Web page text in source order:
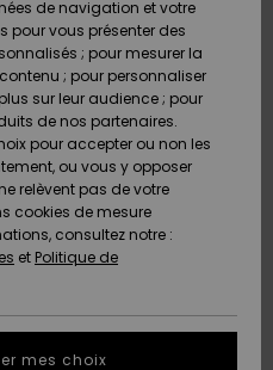
de navigation et votre
pour vous présenter des
; pour mesurer la
; pour personnaliser
sur leur audience ; pour
de nos partenaires.
pour accepter ou non les
ou vous y opposer
relèvent pas de votre
cookies de mesure
consultez notre :
et Politique de
mes choix